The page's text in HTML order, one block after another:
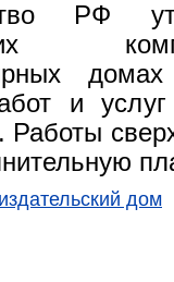
РФ
и
Работы
дом